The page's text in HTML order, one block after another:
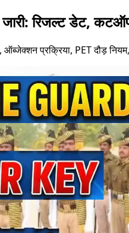
रिजल्ट डेट,
प्रक्रिया, PET दौड़